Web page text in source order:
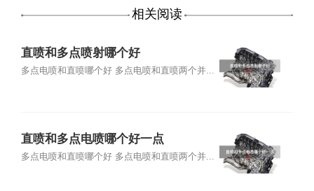
相关阅读
直喷和多点喷射哪个好
多点电喷和直喷哪个好 多点电喷和直喷两个并...
直喷和多点电喷哪个好一点
多点电喷和直喷哪个好 多点电喷和直喷两个并...